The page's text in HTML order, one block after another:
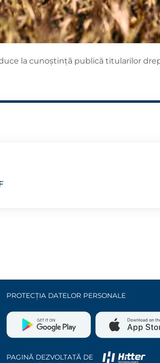
la cunoștință publică titularilor
PROTECȚIA DATELOR PERSONALE
PAGINĂ DEZVOLTATĂ DE